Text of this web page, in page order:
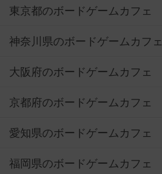
東京都のボードゲームカフェ
神奈川県のボードゲームカフェ
大阪府のボードゲームカフェ
京都府のボードゲームカフェ
愛知県のボードゲームカフェ
福岡県のボードゲームカフェ